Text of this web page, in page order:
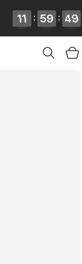
11
12
11
12 : 59
59
59
59 : 48
49
49
48